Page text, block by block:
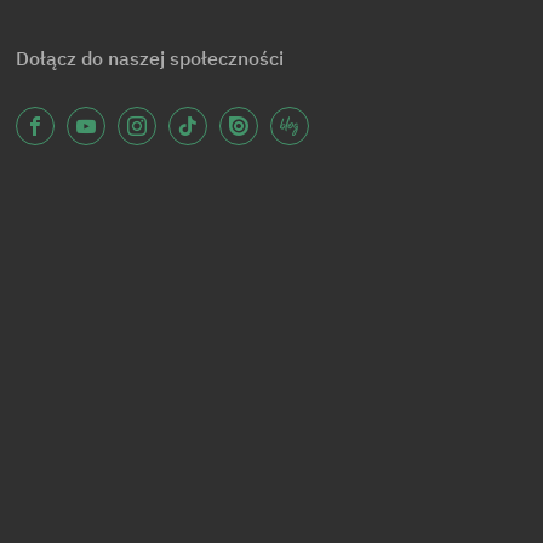
Dołącz do naszej społeczności